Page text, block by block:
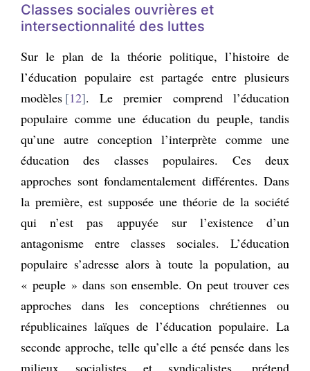
Classes sociales ouvrières et
intersectionnalité des luttes
Sur le plan de la théorie politique, l’histoire de
l’éducation populaire est partagée entre plusieurs
modèles 12 . Le premier comprend l’éducation
populaire comme une éducation du peuple, tandis
qu’une autre conception l’interprète comme une
éducation des classes populaires. Ces deux
approches sont fondamentalement différentes. Dans
la première, est supposée une théorie de la société
qui n’est pas appuyée sur l’existence d’un
antagonisme entre classes sociales. L’éducation
populaire s’adresse alors à toute la population, au
« peuple » dans son ensemble. On peut trouver ces
approches dans les conceptions chrétiennes ou
républicaines laïques de l’éducation populaire. La
seconde approche, telle qu’elle a été pensée dans les
milieux socialistes et syndicalistes, prétend